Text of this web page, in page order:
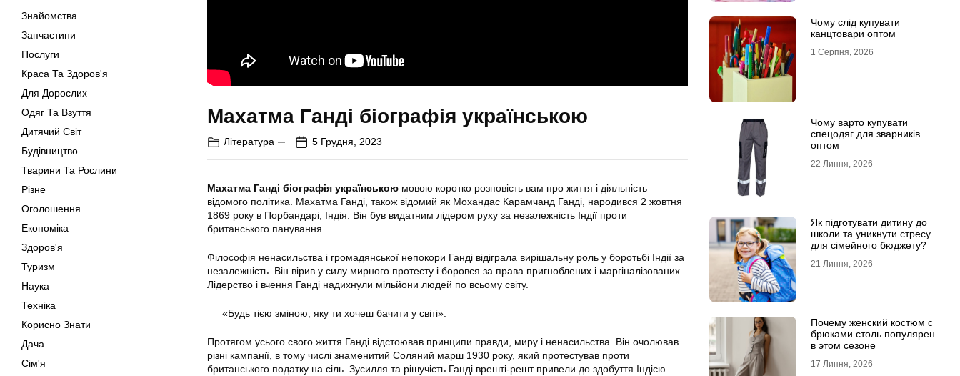
Знайомства
Запчастини
Послуги
Краса Та Здоров'я
Для Дорослих
Одяг Та Взуття
Дитячий Світ
Будівництво
Тварини Та Рослини
Різне
Оголошення
Економіка
Здоров'я
Туризм
Наука
Техніка
Корисно Знати
Дача
Сім'я
Махатма Ганді біографія українською
Література 5 Грудня, 2023
Махатма Ганді біографія українською мовою коротко розповість вам про життя і діяльність
відомого політика. Махатма Ганді, також відомий як Мохандас Карамчанд Ганді, народився 2 жовтня
1869 року в Порбандарі, Індія. Він був видатним лідером руху за незалежність Індії проти
британського панування.
Філософія ненасильства і громадянської непокори Ганді відіграла вирішальну роль у боротьбі Індії за
незалежність. Він вірив у силу мирного протесту і боровся за права пригноблених і маргіналізованих.
Лідерство і вчення Ганді надихнули мільйони людей по всьому світу.
«Будь тією зміною, яку ти хочеш бачити у світі».
Протягом усього свого життя Ганді відстоював принципи правди, миру і ненасильства. Він очолював
різні кампанії, в тому числі знаменитий Соляний марш 1930 року, який протестував проти
британського податку на сіль. Зусилля та рішучість Ганді врешті-решт привели до здобуття Індією
Чому слід купувати
канцтовари оптом
1 Серпня, 2026
Чому варто купувати
спецодяг для зварників
оптом
22 Липня, 2026
Як підготувати дитину до
школи та уникнути стресу
для сімейного бюджету?
21 Липня, 2026
Почему женский костюм с
брюками столь популярен
в этом сезоне
17 Липня, 2026